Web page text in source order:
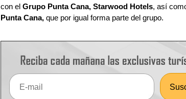
con el Grupo Punta Cana, Starwood Hotels, así
Punta Cana,que por igual forma parte del grupo.